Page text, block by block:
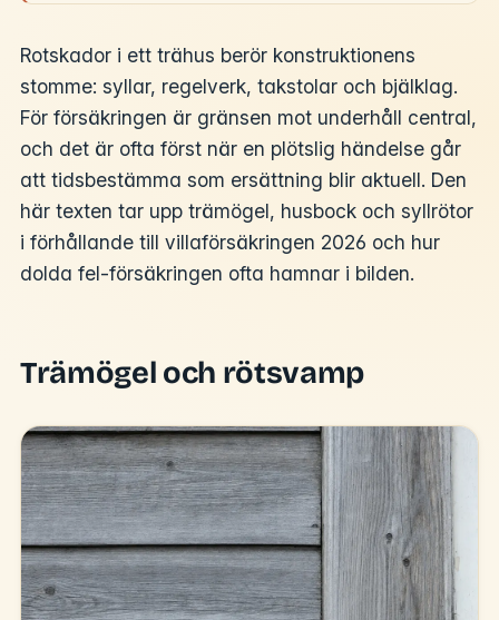
Rotskador i ett trähus berör konstruktionens
stomme: syllar, regelverk, takstolar och bjälklag.
För försäkringen är gränsen mot underhåll central,
och det är ofta först när en plötslig händelse går
att tidsbestämma som ersättning blir aktuell. Den
här texten tar upp trämögel, husbock och syllrötor
i förhållande till villaförsäkringen 2026 och hur
dolda fel-försäkringen ofta hamnar i bilden.
Trämögel och rötsvamp